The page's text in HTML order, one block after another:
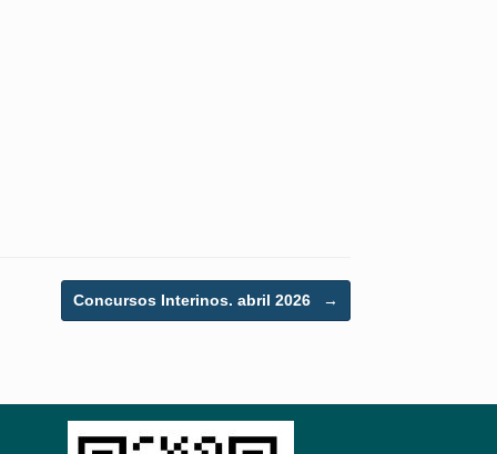
Concursos Interinos. abril 2026 →